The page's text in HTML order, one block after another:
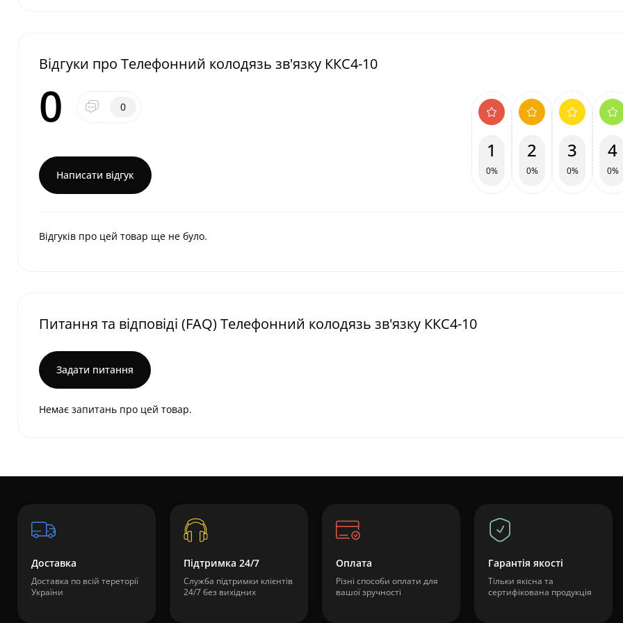
Відгуки про Телефонний колодязь зв'язку ККС4-10
0 0
Написати відгук
1
0%
2
0%
3
0%
4
0%
Відгуків про цей товар ще не було.
Питання та відповіді (FAQ) Телефонний колодязь зв'язку ККС4-10
Задати питання
Немає запитань про цей товар.
Доставка
Доставка по всій тереторії
України
Підтримка 24/7
Служба підтримки клієнтів
24/7 без вихідних
Оплата
Різні способи оплати для
вашої зручності
Гарантія якості
Тільки якісна та
сертифікована продукція